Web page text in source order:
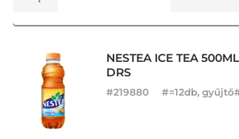
NESTEA ICE TEA
DRS
#219880 #=12db,